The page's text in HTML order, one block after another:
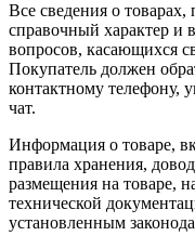
Все сведения о товарах,
справочный характер и
вопросов, касающихся
Покупатель должен
контактному телефону,
чат.
Информация о товаре,
правила хранения,
размещения на товаре,
технической
установленным